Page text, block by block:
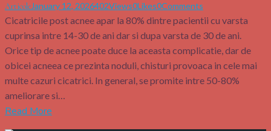
ArticoleJanuary 12, 2026402Views0Likes0Comments
Cicatricile post acnee apar la 80% dintre pacientii cu varsta
cuprinsa intre 14-30 de ani dar si dupa varsta de 30 de ani.
Orice tip de acnee poate duce la aceasta complicatie, dar de
obicei acneea ce prezinta noduli, chisturi provoaca in cele mai
multe cazuri cicatrici. In general, se promite intre 50-80%
ameliorare si…
Read More